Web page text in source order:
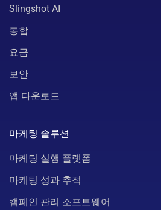
Slingshot AI
통합
요금
보안
앱 다운로드
마케팅 솔루션
마케팅 실행 플랫폼
마케팅 성과 추적
캠페인 관리 소프트웨어